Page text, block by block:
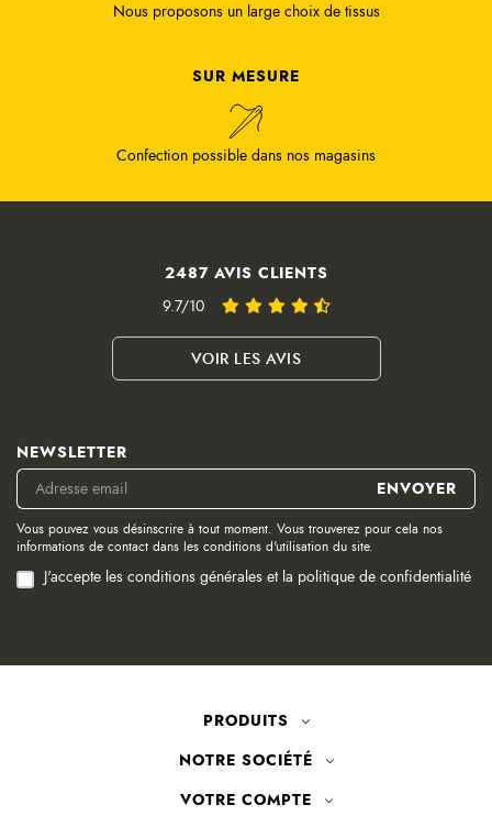
Nous proposons un large choix de tissus
SUR MESURE
Confection possible dans nos magasins
2487 AVIS CLIENTS
9.7/10
VOIR LES AVIS
NEWSLETTER
Vous pouvez vous désinscrire à tout moment. Vous trouverez pour cela nos
informations de contact dans les conditions d'utilisation du site.
J'accepte les conditions générales et la politique de confidentialité
PRODUITS
NOTRE SOCIÉTÉ
VOTRE COMPTE